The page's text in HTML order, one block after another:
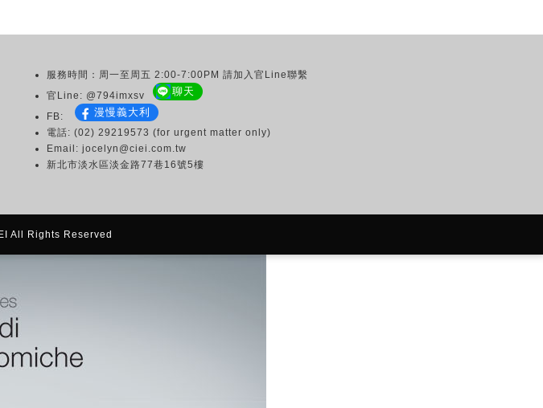
服務時間：周一至周五 2:00-7:00PM 請加入官Line聯繫
官Line: @794imxsv
聊天
FB: 漫慢義大利
電話: (02) 29219573 (for urgent matter only)
Email: jocelyn@ciei.com.tw
新北市淡水區淡金路77巷16號5樓
All Rights Reserved